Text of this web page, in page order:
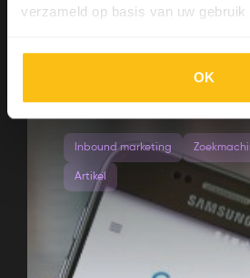
verzameld op basis van uw
OK
Inbound marketing
Artikel